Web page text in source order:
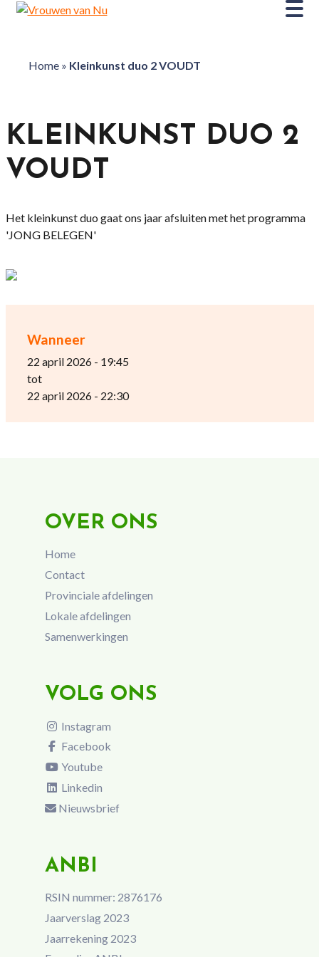
Home» Kleinkunst duo 2 VOUDT
Wanneer
22 april 2026 - 19:45
tot
22 april 2026 - 22:30
KLEINKUNST DUO 2
VOUDT
Het kleinkunst duo gaat ons jaar afsluiten met het programma
'JONG BELEGEN'
OVER ONS
Home
Contact
Provinciale afdelingen
Lokale afdelingen
Samenwerkingen
VOLG ONS
Instagram
Facebook
Youtube
Linkedin
Nieuwsbrief
ANBI
RSIN nummer: 2876176
Jaarverslag 2023
Jaarrekening 2023